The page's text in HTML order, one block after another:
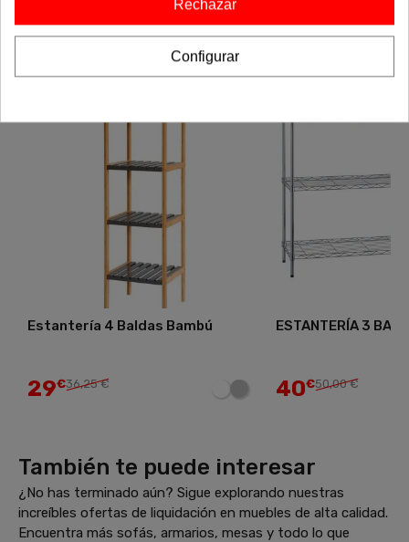
con la colección completa!
Estantería 4 Baldas Bambú
29€36,25 €
ESTANTERÍA 3
40€50,00 €
También te puede interesar
¿No has terminado aún? Sigue explorando nuestras
increíbles ofertas de liquidación en muebles de alta calidad.
Encuentra más sofás, armarios, mesas y todo lo que
Rechazar
Configurar